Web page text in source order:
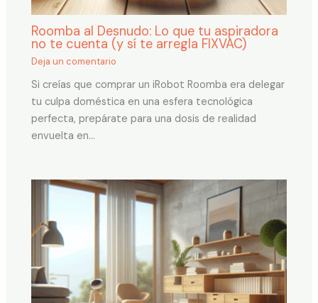
Roomba al Desnudo: Lo que tu aspiradora
no te cuenta (y sí te arregla FIXVAC)
Deja un comentario
Si creías que comprar un iRobot Roomba era delegar
tu culpa doméstica en una esfera tecnológica
perfecta, prepárate para una dosis de realidad
envuelta en…